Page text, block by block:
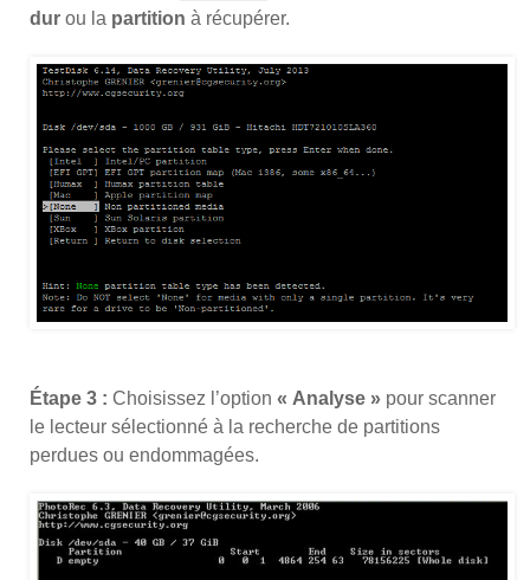
dur ou la partition à récupérer.
Étape 3 : Choisissez l’option « Analyse » pour scanner
le lecteur sélectionné à la recherche de partitions
perdues ou endommagées.